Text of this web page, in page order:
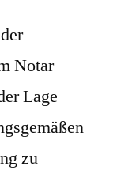
Notar
Lage
zu